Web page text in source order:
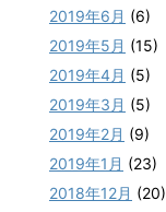
2019年6月 (6)
2019年5月 (15)
2019年4月 (5)
2019年3月 (5)
2019年2月 (9)
2019年1月 (23)
2018年12月 (20)